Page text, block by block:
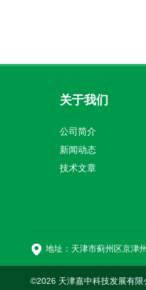
关于我们
公司简介
新闻动态
技术文章
地址：天津市蓟州区京津
©2026 天津嘉中科技发展有